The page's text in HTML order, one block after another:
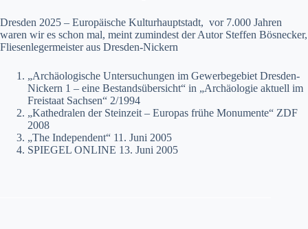
Dresden 2025 – Europäische Kulturhauptstadt, vor 7.000 Jahren
waren wir es schon mal, meint zumindest der Autor Steffen Bösnecker,
Fliesenlegermeister aus Dresden-Nickern
„Archäologische Untersuchungen im Gewerbegebiet Dresden-
Nickern 1 – eine Bestandsübersicht“ in „Archäologie aktuell im
Freistaat Sachsen“ 2/1994
„Kathedralen der Steinzeit – Europas frühe Monumente“ ZDF
2008
„The Independent“ 11. Juni 2005
SPIEGEL ONLINE 13. Juni 2005